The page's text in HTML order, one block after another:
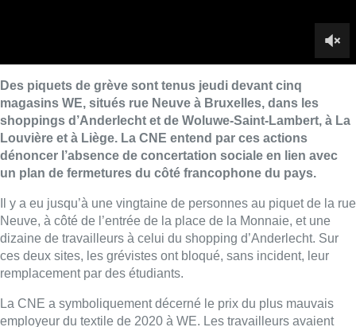
dizaine de travailleurs à celui du shopping d’Anderlecht. Sur
ces deux sites, les grévistes ont bloqué, sans incident, leur
La CNE a symboliquement décerné le prix du plus mauvais
employeur du textile de 2020 à WE. Les travailleurs avaient
réalisé des banderoles affichant ce titre et des trophées pour
décorer les piquets de grève.
Jalil Bourhidane, permanent CNE, remarque que beaucoup de
estime que l’épidémie sert ici l’image de marque de WE en
masquant ses réelles motivations. “On parle de ce plan depuis
déjà un an. Le Covid sert d’excuse pour l’opinion publique. On
pense que les magasins francophones vont tous finir par
fermer. C’est une marque hollandaise, qui, selon nous, ne
voudrait garder que la Flandre. En France, les magasins WE
ont déjà tous fermé“.